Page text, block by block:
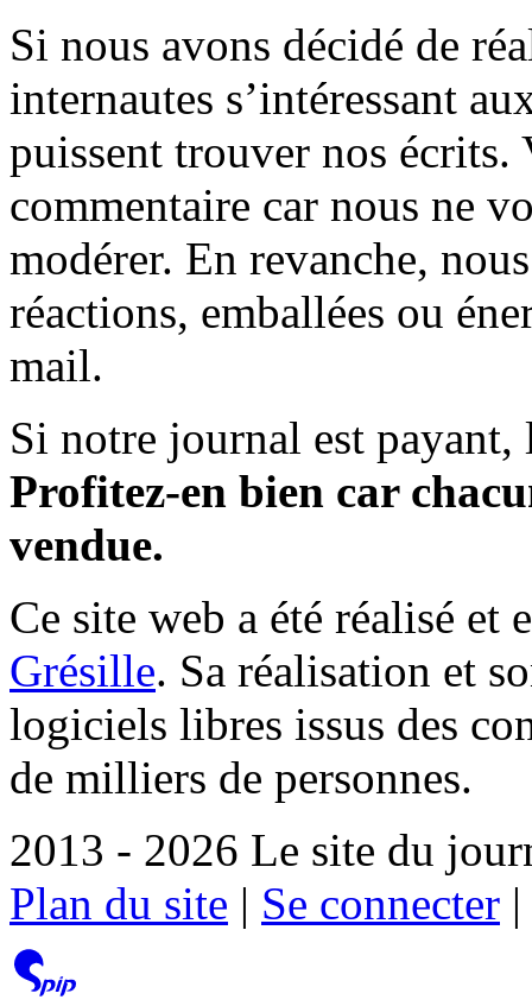
Si nous avons décidé de
internautes s’intéressant
puissent trouver nos écrits.
commentaire car nous ne
modérer. En revanche,
réactions, emballées ou
mail.
Si notre journal est payant,
Profitez-en bien car
vendue.
Ce site web a été réalisé et
Grésille. Sa réalisation et
logiciels libres issus des
de milliers de personnes.
2013 - 2026 Le site du
Plan du site | Se connecter |